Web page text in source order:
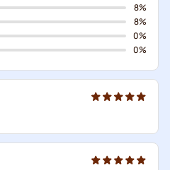
8%
8%
0%
0%